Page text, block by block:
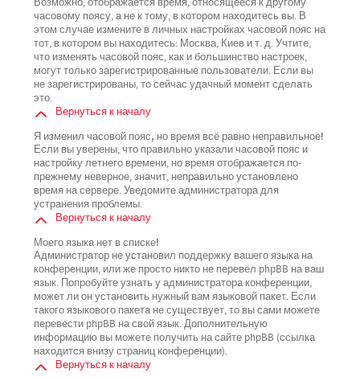
часовому поясу, а не к тому, в котором находитесь вы. В
этом случае измените в личных настройках часовой пояс на
тот, в котором вы находитесь: Москва, Киев и т. д. Учтите,
что изменять часовой пояс, как и большинство настроек,
могут только зарегистрированные пользователи. Если вы
не зарегистрированы, то сейчас удачный момент сделать
это.
Вернуться к началу
Я изменил часовой пояс, но время всё равно неправильное!
Если вы уверены, что правильно указали часовой пояс и
настройку летнего времени, но время отображается по-
прежнему неверное, значит, неправильно установлено
время на сервере. Уведомите администратора для
устранения проблемы.
Вернуться к началу
Моего языка нет в списке!
Администратор не установил поддержку вашего языка на
конференции, или же просто никто не перевёл phpBB на ваш
язык. Попробуйте узнать у администратора конференции,
может ли он установить нужный вам языковой пакет. Если
такого языкового пакета не существует, то вы сами можете
перевести phpBB на свой язык. Дополнительную
информацию вы можете получить на сайте phpBB (ссылка
находится внизу страниц конференции).
Вернуться к началу